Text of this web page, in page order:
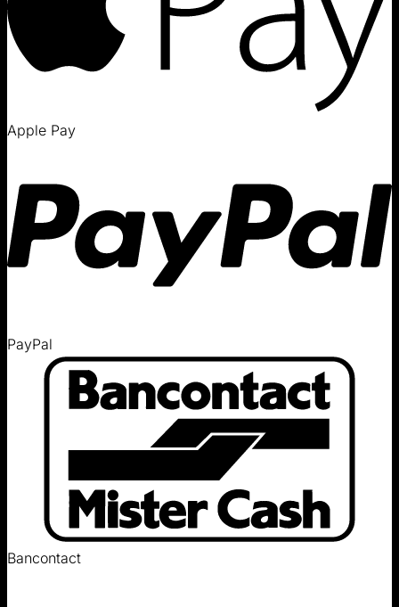
Apple Pay
PayPal
Bancontact